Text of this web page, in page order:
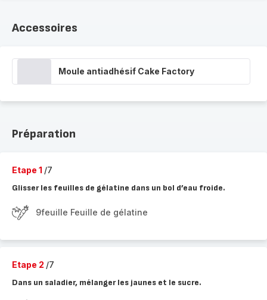
Accessoires
Moule antiadhésif Cake Factory
Préparation
Etape 1 /7
Glisser les feuilles de gélatine dans un bol d’eau froide.
9feuille Feuille de gélatine
Etape 2 /7
Dans un saladier, mélanger les jaunes et le sucre.